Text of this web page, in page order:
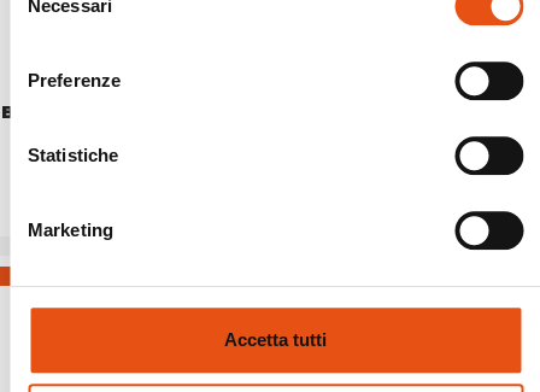
delNecessari
Preferenze
Statistiche
Marketing
Accetta tutti
BREITHORN JKT WOMAN
€249,90